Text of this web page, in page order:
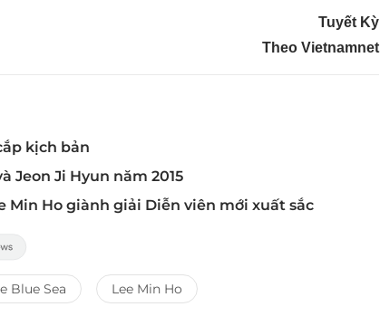
Tuyết Kỳ
Theo Vietnamnet
kịch bản
Jeon Ji Hyun năm 2015
Min Ho giành giải Diễn viên mới xuất sắc
Blue Sea Lee Min Ho